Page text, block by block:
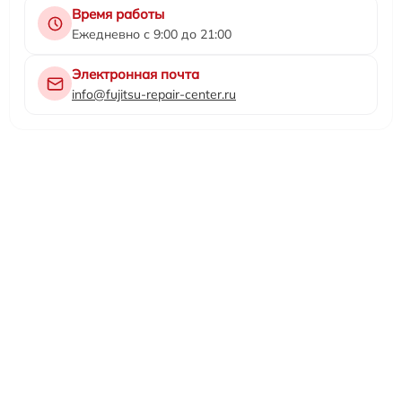
Время работы
Ежедневно с 9:00 до 21:00
Электронная почта
info@fujitsu-repair-center.ru